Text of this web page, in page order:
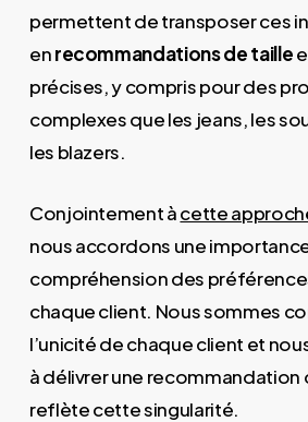
permettent de transposer ces
enrecommandations de taille
précises, y compris pour des
complexes que les jeans, les
les blazers.
Conjointement àcette
nous accordons une
compréhension des
chaque client. Nous sommes
l’unicité de chaque client et
à délivrer une recommandation
reflète cette singularité.